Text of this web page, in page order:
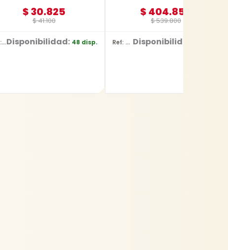
$41.100
$ 30.825
Ref: YT-3590Disponibilidad: 48 disp.
$539.800
$ 404.850
Ref: YT-828135 Disponibilidad: